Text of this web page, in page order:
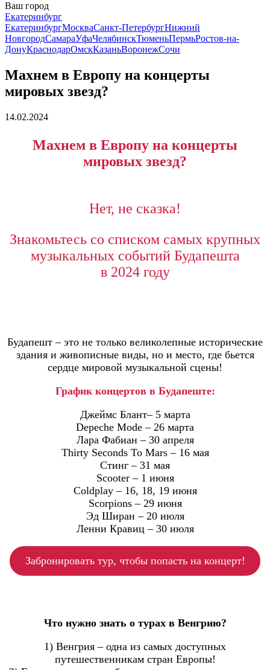
Ваш город
Екатеринбург
ЕкатеринбургМоскваСанкт-ПетербургНижний
НовгородСамараУфаЧелябинскТюменьПермьРостов-на-
ДонуКраснодарОмскКазаньВоронежСочи
Махнем в Европу на концерты
мировых звезд?
14.02.2024
Махнем в Европу на концерты
мировых звезд?
Нет, не сказка!
Знакомьтесь со списком самых крупных
музыкальных событий Будапешта
в 2024 году
Будапешт – это не только великолепные исторические
здания и живописные виды, но и место, где бьется
сердце мировой музыкальной сцены!
График концертов в Будапеште:
Джеймс Блант– 5 марта
Depeche Mode – 26 марта
Лара Фабиан – 30 апреля
Thirty Seconds To Mars – 16 мая
Стинг – 31 мая
Scooter – 1 июня
Coldplay – 16, 18, 19 июня
Scorpions – 29 июня
Эд Ширан – 20 июля
Ленни Кравиц – 30 июля
Забронировать тур, чтобы попасть на концерт!
Что нужно знать о турах в Венгрию?
1) Венгрия – одна из самых доступных
путешественникам стран Европы!